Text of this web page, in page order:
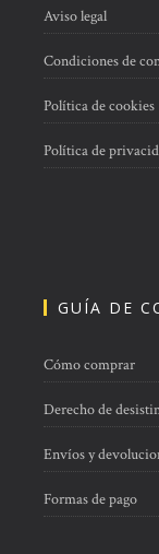
Aviso legal
Condiciones de
Política de cookies
Política de
GUÍA DE
Cómo comprar
Derecho de
Envíos y
Formas de pago